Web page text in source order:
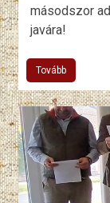
másodszor
javára!
Tovább